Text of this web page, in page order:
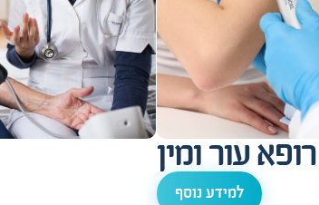
רופא עור ומין
למידע נוסף